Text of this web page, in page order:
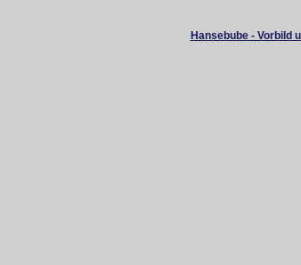
Hansebube - Vorbild